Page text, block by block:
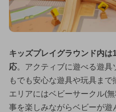
キッズプレイグラウンド内
応。アクティブに遊べる遊
もでも安心な遊具や玩具ま
エリアにはベビーサークル(
事を楽しみながらベビーが